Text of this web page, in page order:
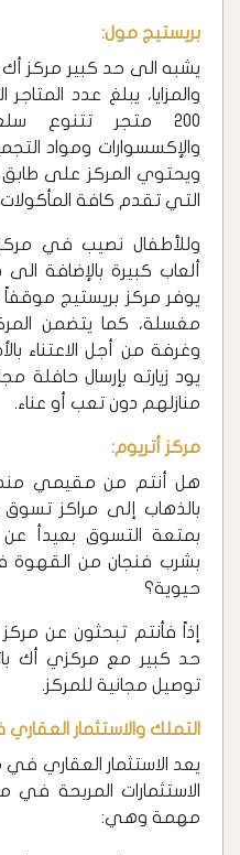
بريستيج مول:
يشبه الى حد كبير مركز
والمزايا، يبلغ عدد
200 متجر تتنوع
والإكسسوارات ومواد
ويحتوي المركز على
التي تقدم كافة المأكولات
وللأطفال نصيب في
ألعاب كبيرة بالإضافة
يوفر مركز بريستيج موقفاً
مغسلة، كما يتضمن
وغرفة من أجل الاعتناء
يود زيارته بإرسال
منازلهم دون تعب أو عناء.
مركز أتريوم:
هل أنتم من مقيمي
بالذهاب إلى مراكز
بمتعة التسوق بعيدأ عن
بشرب فنجان من القهوة
حيوية؟
إذاً فأنتم تبحثون عن
حد كبير مع مركزي أك
توصيل مجانية للمركز.
التملك والاستثمار
يعد الاستثمار العقاري
الاستثمارات المربحة
مهمة وهي: